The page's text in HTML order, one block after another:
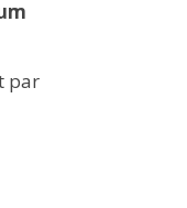
par